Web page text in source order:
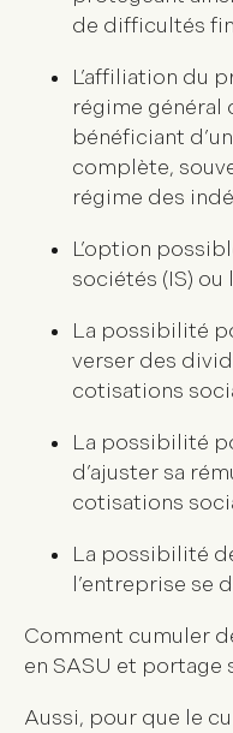
de difficultés
L’affiliation du
régime général
bénéficiant
complète,
régime des
L’option
sociétés (IS) ou
La possibilité
verser des
cotisations
La possibilité
d’ajuster sa
cotisations
La possibilité
l’entreprise se
Comment cumuler
en SASU et portage
Aussi, pour que le